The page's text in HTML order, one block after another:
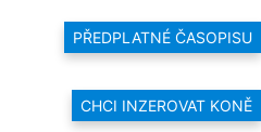
PŘEDPLATNÉ ČASOPISU
CHCI INZEROVAT KONĚ